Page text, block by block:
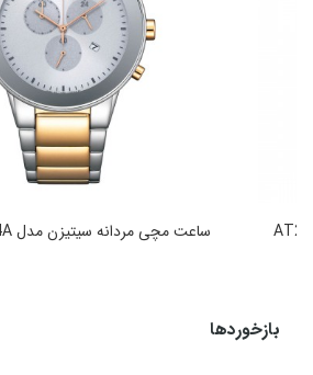
ساعت مچی مردانه سیتیزن مدل AT2244-84A
بازخوردها